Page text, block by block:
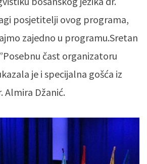
posjetitelji ovog programa,
zajedno u programu.Sretan
čast organizatoru
je i specijalna gošća iz
Almira Džanić.